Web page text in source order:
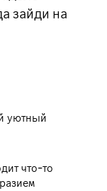
зайди на
уютный
что-то